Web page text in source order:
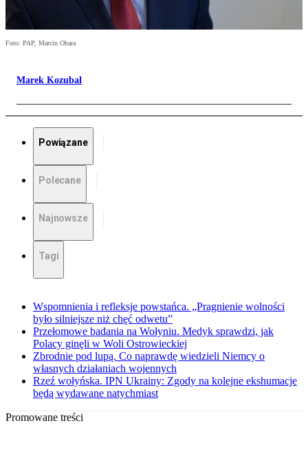
Foto: PAP, Marcin Obara
Marek Kozubal
Powiązane
Polecane
Najnowsze
Tagi
Wspomnienia i refleksje powstańca. „Pragnienie wolności
było silniejsze niż chęć odwetu”
Przełomowe badania na Wołyniu. Medyk sprawdzi, jak
Polacy ginęli w Woli Ostrowieckiej
Zbrodnie pod lupą. Co naprawdę wiedzieli Niemcy o
własnych działaniach wojennych
Rzeź wołyńska. IPN Ukrainy: Zgody na kolejne ekshumacje
będą wydawane natychmiast
Promowane treści